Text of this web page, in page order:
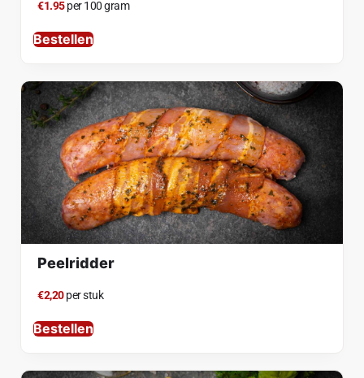
€1.95per 100 gram
Bestellen
Peelridder
€2,20per stuk
Bestellen